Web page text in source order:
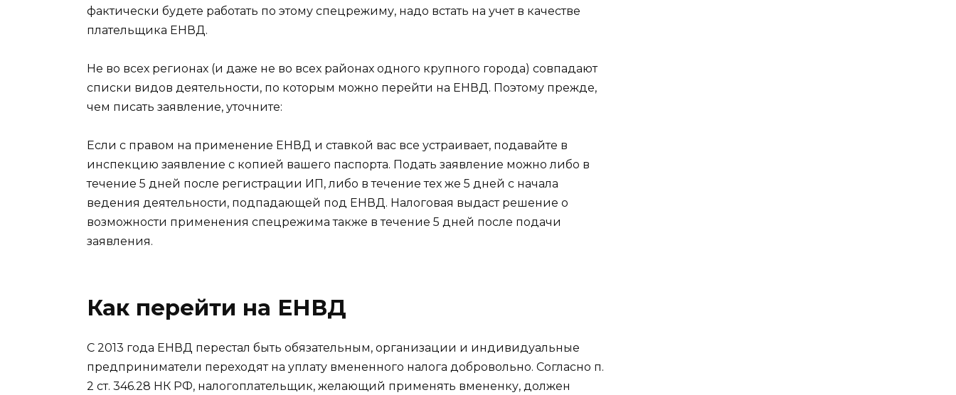
фактически будете работать по этому спецрежиму, надо встать на учет в качестве
плательщика ЕНВД.
Не во всех регионах (и даже не во всех районах одного крупного города) совпадают
списки видов деятельности, по которым можно перейти на ЕНВД. Поэтому прежде,
чем писать заявление, уточните:
Если с правом на применение ЕНВД и ставкой вас все устраивает, подавайте в
инспекцию заявление с копией вашего паспорта. Подать заявление можно либо в
течение 5 дней после регистрации ИП, либо в течение тех же 5 дней с начала
ведения деятельности, подпадающей под ЕНВД. Налоговая выдаст решение о
возможности применения спецрежима также в течение 5 дней после подачи
заявления.
Как перейти на ЕНВД
С 2013 года ЕНВД перестал быть обязательным, организации и индивидуальные
предприниматели переходят на уплату вмененного налога добровольно. Согласно п.
2 ст. 346.28 НК РФ, налогоплательщик, желающий применять вмененку, должен